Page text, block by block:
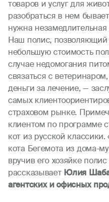
товаров и услуг для
разобраться в нем
нужна
Наш полис, позволяющий
небольшую стоимость
случае недомогания
связаться с
деньги за лечение, —
самых
страховом рынке.
клиентом по программе
кот из русской классики.
кота Бегемота из дома-
вручив его хозяйке
рассказывает Юлия
агентских и офисных